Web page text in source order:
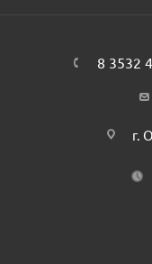
8 3532
г.